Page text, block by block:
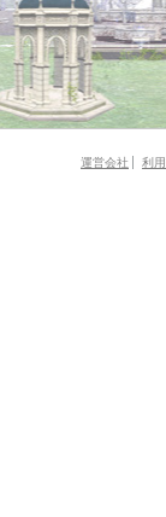
運営会社 利